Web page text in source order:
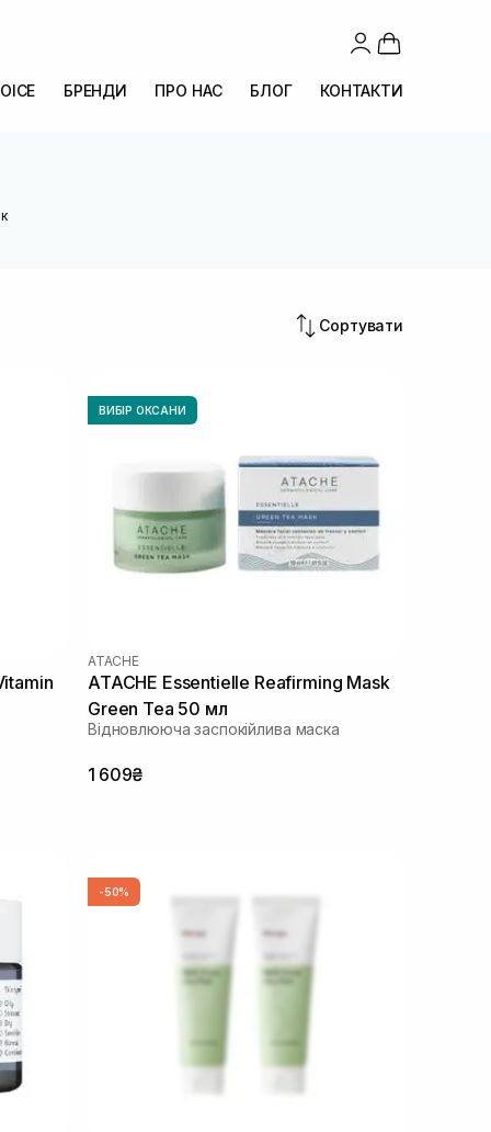
БРЕНДИ ПРО НАС БЛОГ КОНТАКТИ
Сортувати
ВИБІР ОКСАНИ
ATACHE
ATACHE Essentielle Reafirming Mask
Green Tea 50 мл
Відновлююча заспокійлива маска
1 609₴
-50%